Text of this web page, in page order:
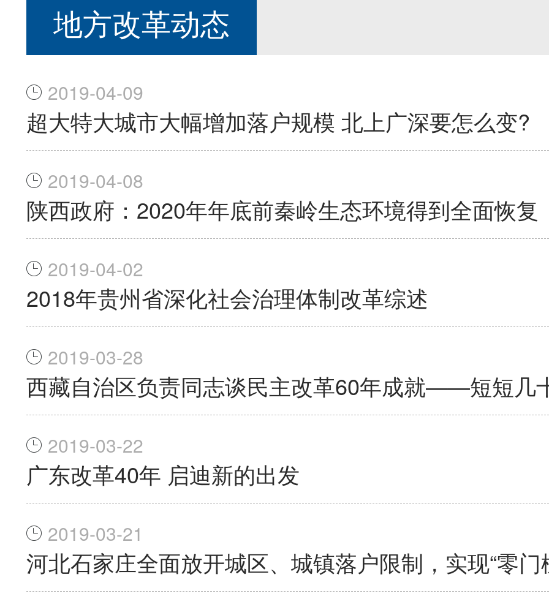
地方改革动态
2019-04-09
超大特大城市大幅增加落户规模 北上广深要怎么变?
2019-04-08
陕西政府：2020年年底前秦岭生态环境得到全面恢复
2019-04-02
2018年贵州省深化社会治理体制改革综述
2019-03-28
西藏自治区负责同志谈民主改革60年成就——短短几
2019-03-22
广东改革40年 启迪新的出发
2019-03-21
河北石家庄全面放开城区、城镇落户限制，实现“零门